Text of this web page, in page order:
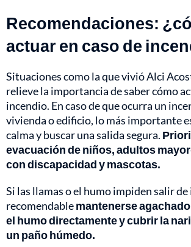
Recomendaciones:
actuar en caso de
Situaciones como la que vivió Alci
relieve la importancia de saber cómo
incendio. En caso de que ocurra un
vivienda o edificio, lo más importante
calma y buscar una salida segura.
evacuación de niños, adultos
con discapacidad y mascotas.
Si las llamas o el humo impiden salir
recomendablemantenerse
el humo directamente y cubrir la
un paño húmedo.